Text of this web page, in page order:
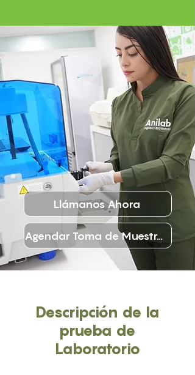
Llámanos Ahora
Agendar Toma de Muestras
Descripción de la
prueba de
Laboratorio